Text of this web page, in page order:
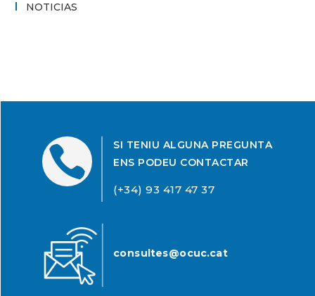
NOTICIAS

SI TENIU ALGUNA PREGUNTA
ENS PODEU CONTACTAR
(+34) 93 417 47 37
consultes@ocuc.cat